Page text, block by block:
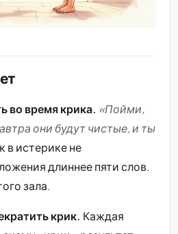
во время крика. «Пойми,
они будут чистые, и ты
в истерике не
длиннее пяти слов.
зала.
крик. Каждая